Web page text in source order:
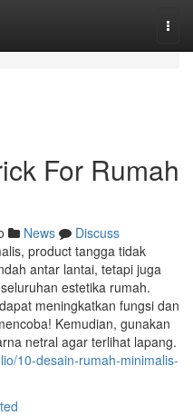
For Rumah
News
Discuss
product tangga tidak
antar lantai, tetapi juga
estetika rumah.
meningkatkan fungsi dan
Kemudian, gunakan
netral agar terlihat lapang.
10-desain-rumah-minimalis-